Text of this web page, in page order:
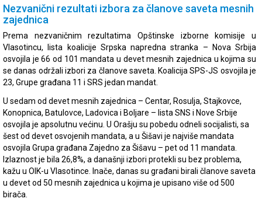
Nezvanični rezultati izbora za članove saveta mesnih
zajednica
Prema nezvaničnim rezultatima Opštinske izborne komisije u
Vlasotincu, lista koalicije Srpska napredna stranka – Nova Srbija
osvojila je 66 od 101 mandata u devet mesnih zajednica u kojima su
se danas održali izbori za članove saveta. Koalicija SPS-JS osvojila je
23, Grupe građana 11 i SRS jedan mandat.
U sedam od devet mesnih zajednica – Centar, Rosulja, Stajkovce,
Konopnica, Batulovce, Ladovica i Boljare – lista SNS i Nove Srbije
osvojila je apsolutnu većinu. U Orašju su pobedu odneli socijalisti, sa
šest od devet osvojenih mandata, a u Šišavi je najviše mandata
osvojila Grupa građana Zajedno za Šišavu – pet od 11 mandata.
Izlaznost je bila 26,8%, a današnji izbori protekli su bez problema,
kažu u OIK-u Vlasotince. Inače, danas su građani birali članove saveta
u devet od 50 mesnih zajednica u kojima je upisano više od 500
birača.